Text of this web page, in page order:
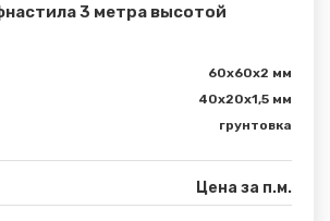
3 метра высотой
60х60х2 мм
40х20х1,5 мм
грунтовка
Цена за п.м.